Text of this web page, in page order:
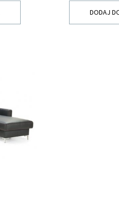
DODAJ